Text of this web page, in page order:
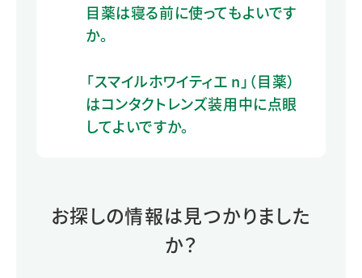
目薬は寝る前に使ってもよいです
か。
「スマイルホワイティエ n」（目薬）
はコンタクトレンズ装用中に点眼
してよいですか。
お探しの情報は見つかりました
か？